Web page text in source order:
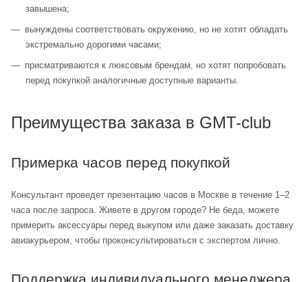
завышена;
вынуждены соответствовать окружению, но не хотят обладать
экстремально дорогими часами;
присматриваются к люксовым брендам, но хотят попробовать
перед покупкой аналогичные доступные варианты.
Преимущества заказа в GMT-club
Примерка часов перед покупкой
Консультант проведет презентацию часов в Москве в течение 1–2
часа после запроса. Живете в другом городе? Не беда, можете
примерить аксессуары перед выкупом или даже заказать доставку
авиакурьером, чтобы проконсультироваться с экспертом лично.